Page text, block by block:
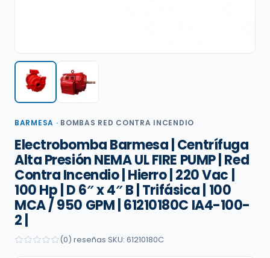
BARMESA · BOMBAS RED CONTRA INCENDIO
Electrobomba Barmesa | Centrífuga
Alta Presión NEMA UL FIRE PUMP | Red
Contra Incendio | Hierro | 220 Vac |
100 Hp | D 6″ x 4″ B | Trifásica | 100
MCA / 950 GPM | 61210180C IA4-100-
2 |
(0) reseñas SKU: 61210180C